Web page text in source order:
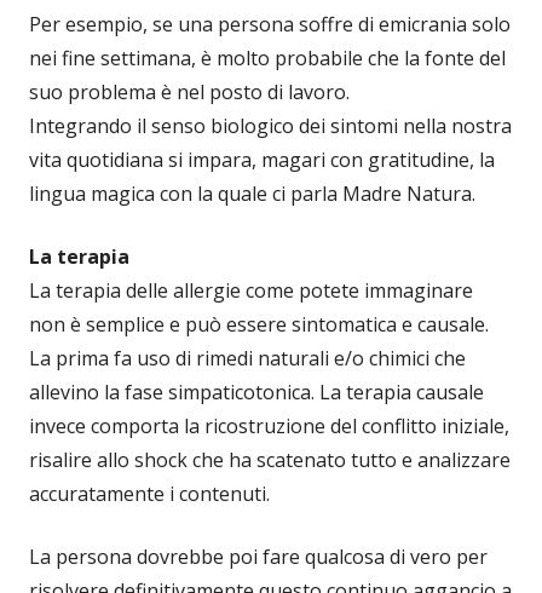
Per esempio, se una persona soffre di emicrania solo
nei fine settimana, è molto probabile che la fonte del
suo problema è nel posto di lavoro.
Integrando il senso biologico dei sintomi nella nostra
vita quotidiana si impara, magari con gratitudine, la
lingua magica con la quale ci parla Madre Natura.
La terapia
La terapia delle allergie come potete immaginare
non è semplice e può essere sintomatica e causale.
La prima fa uso di rimedi naturali e/o chimici che
allevino la fase simpaticotonica. La terapia causale
invece comporta la ricostruzione del conflitto iniziale,
risalire allo shock che ha scatenato tutto e analizzare
accuratamente i contenuti.
La persona dovrebbe poi fare qualcosa di vero per